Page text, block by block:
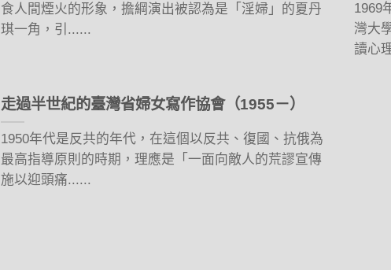
食人間煙火的形象，擔綱演出被認為是「淫婦」的夏丹
琪一角，引......
1969
灣大
讀心
走過半世紀的臺灣省婦女寫作協會（1955－）
1950年代是反共的年代，在這個以反共、復國、抗俄為
最高指導原則的時期，理應是「一面向敵人的荒謬宣傳
施以迎頭痛......